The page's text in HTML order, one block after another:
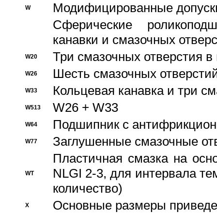
W
Модифицированные
Сферические
канавки и смазочных
W20 Три смазочных отверстия
W26 Шесть смазочных
W33 Кольцевая канавка и три
W513 W26 + W33
W64 Подшипник с
W77 Заглушенные смазочные
WT
Пластичная смазка на
NLGI 2-3, для интервала
количество)
X Основные размеры